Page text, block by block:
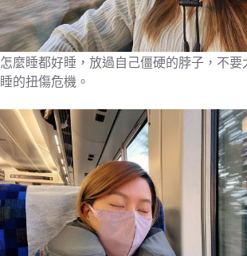
怎麼睡都好睡，放過自己僵硬的脖子，不要
睡的扭傷危機。